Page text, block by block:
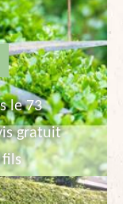
le 73
gratuit